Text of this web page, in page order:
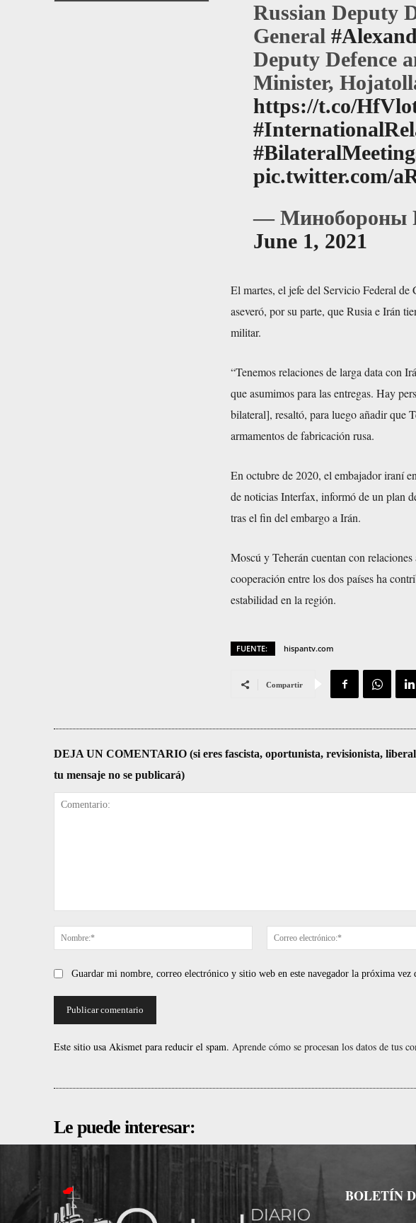
Russian Deputy
General
Deputy Defence
Minister,
https://t.co/
pic.twitter.com/
— Минобороны
June 1, 2021
El martes, el jefe del Servicio Federal
aseveró, por su parte, que Rusia e Irán
militar.
“Tenemos relaciones de larga data con
que asumimos para las entregas. Hay
bilateral], resaltó, para luego añadir que
armamentos de fabricación rusa.
En octubre de 2020, el embajador iraní
de noticias Interfax, informó de un plan
tras el fin del embargo a Irán.
Moscú y Teherán cuentan con
cooperación entre los dos países ha
estabilidad en la región.
FUENTE: hispantv.com
Compartir
DEJA UN COMENTARIO (si eres fascista, oportunista, revisionista,
tu mensaje no se publicará)
Nombre:*
Guardar mi nombre, correo electrónico y sitio web en este navegador la próxima vez
Este sitio usa Akismet para reducir el spam. Aprende cómo se procesan los datos de tus
Le puede interesar:
BOLETÍN